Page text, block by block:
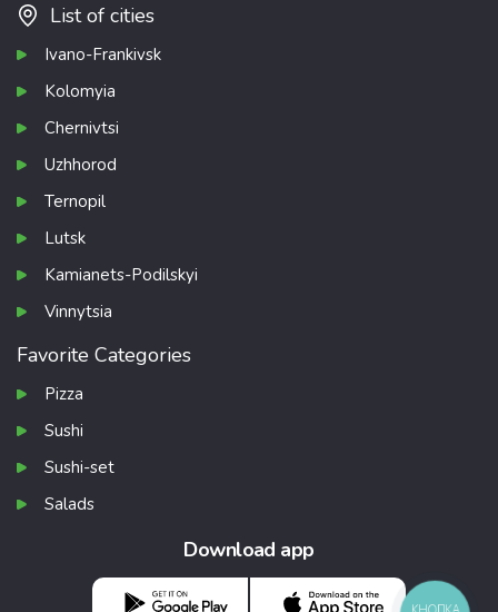
List of cities
Ivano-Frankivsk
Kolomyia
Chernivtsi
Uzhhorod
Ternopil
Lutsk
Kamianets-Podilskyi
Vinnytsia
Favorite Categories
Pizza
Sushi
Sushi-set
Salads
Download app